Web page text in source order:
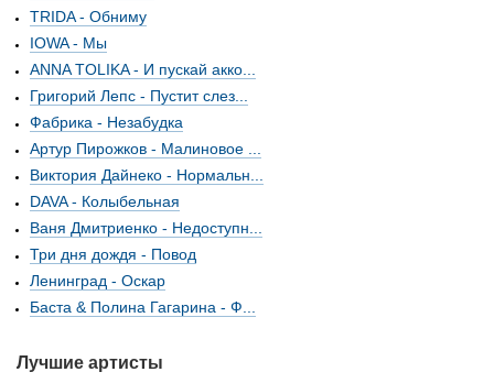
TRIDA - Обниму
IOWA - Мы
ANNA TOLIKA - И пускай акко...
Григорий Лепс - Пустит слез...
Фабрика - Незабудка
Артур Пирожков - Малиновое ...
Виктория Дайнеко - Нормальн...
DAVA - Колыбельная
Ваня Дмитриенко - Недоступн...
Три дня дождя - Повод
Ленинград - Оскар
Баста & Полина Гагарина - Ф...
Лучшие артисты